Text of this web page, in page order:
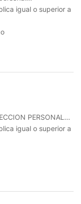
igual o superior a
PERSONAL...
igual o superior a